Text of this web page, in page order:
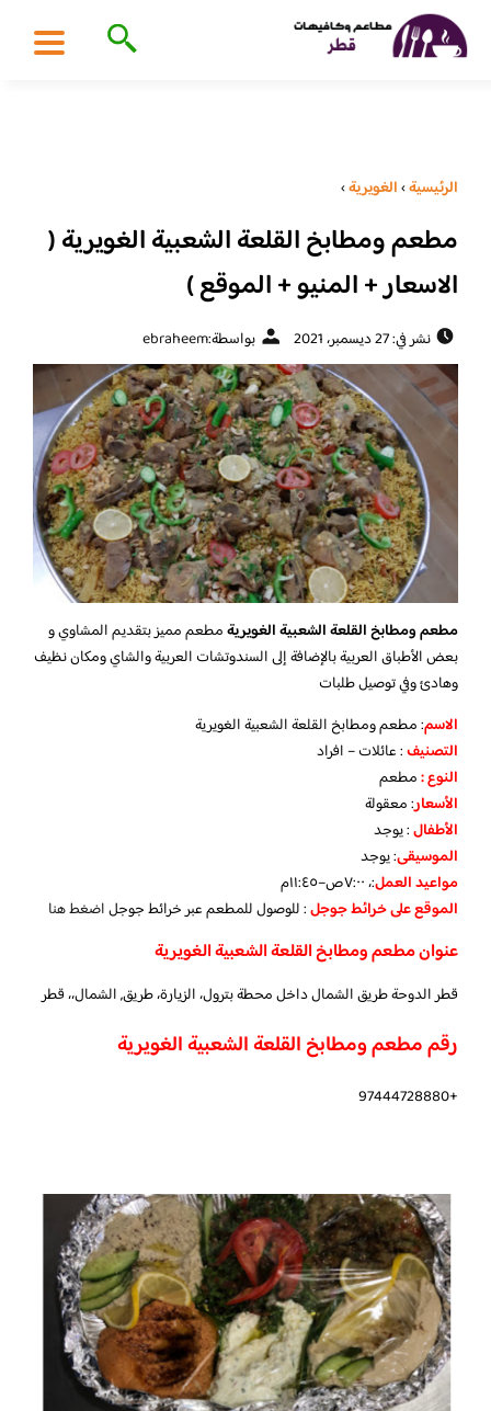
الرئيسية›الغويرية›
مطعم ومطابخ القلعة الشعبية الغويرية (
الاسعار + المنيو + الموقع )
نشر في: 27 ديسمبر، 2021 بواسطة:ebraheem
مطعم ومطابخ القلعة الشعبية الغويريةمطعم مميز بتقديم المشاوي و
بعض الأطباق العربية بالإضافة إلى السندوتشات العربية والشاي ومكان نظيف
وهادئ وفي توصيل طلبات
الاسم: مطعم ومطابخ القلعة الشعبية الغويرية
التصنيف: عائلات – افراد
النوع :مطعم
الأسعار:معقولة
الأطفال:يوجد
الموسيقى:يوجد
مواعيد العمل:، ٧:٠٠ص–١١:٤٥م
الموقع على خرائط جوجل: للوصول للمطعم عبر خرائط جوجلاضغط هنا
عنوان مطعم ومطابخ القلعة الشعبية الغويرية
قطر الدوحة طريق الشمال داخل محطة بترول، الزيارة، طريق, الشمال،، قطر
رقم مطعم ومطابخ القلعة الشعبية الغويرية
+97444728880